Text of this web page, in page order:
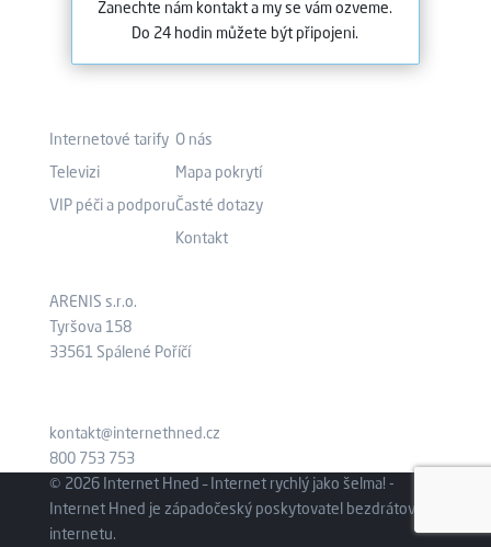
Zanechte nám kontakt a my se vám ozveme.
Do 24 hodin můžete být připojeni.
Internetové tarify
Televizi
VIP péči a podporu
O nás
Mapa pokrytí
Časté dotazy
Kontakt
ARENIS s.r.o.
Tyršova 158
33561 Spálené Poříčí
kontakt@internethned.cz
800 753 753
© 2026 Internet Hned – Internet rychlý jako šelma! -
Internet Hned je západočeský poskytovatel bezdrátového
internetu.